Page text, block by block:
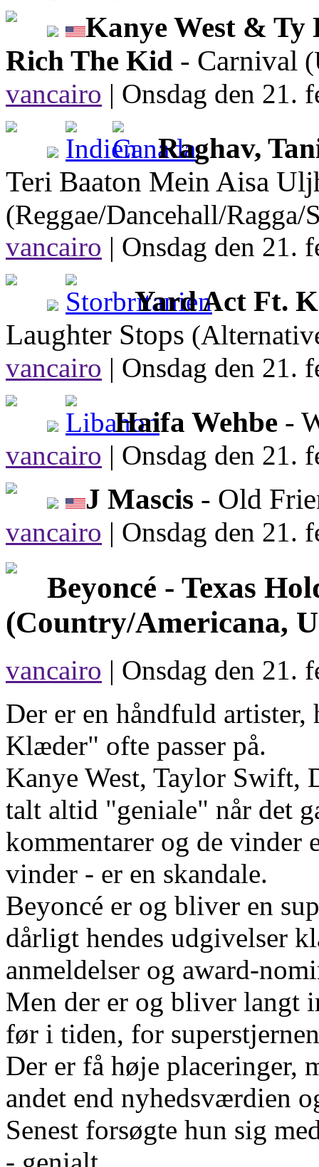
Kanye West &
Rich The Kid - Carnival
vancairo | Onsdag den 21.
Raghav,
Teri Baaton Mein Aisa
(Reggae/Dancehall/
vancairo | Onsdag den 21.
Yard Act Ft.
Laughter Stops
vancairo | Onsdag den 21.
Haifa Wehbe -
vancairo | Onsdag den 21.
J Mascis - Old
vancairo | Onsdag den 21.
Beyoncé - Texas
(Country/Americana,
vancairo | Onsdag den 21.
Der er en håndfuld
Klæder" ofte passer på.
Kanye West, Taylor Swift,
talt altid "geniale" når det
kommentarer og de vinder
vinder - er en skandale.
Beyoncé er og bliver en
dårligt hendes udgivelser
anmeldelser og award-
Men der er og bliver langt
før i tiden, for
Der er få høje placeringer,
andet end nyhedsværdien
Senest forsøgte hun sig